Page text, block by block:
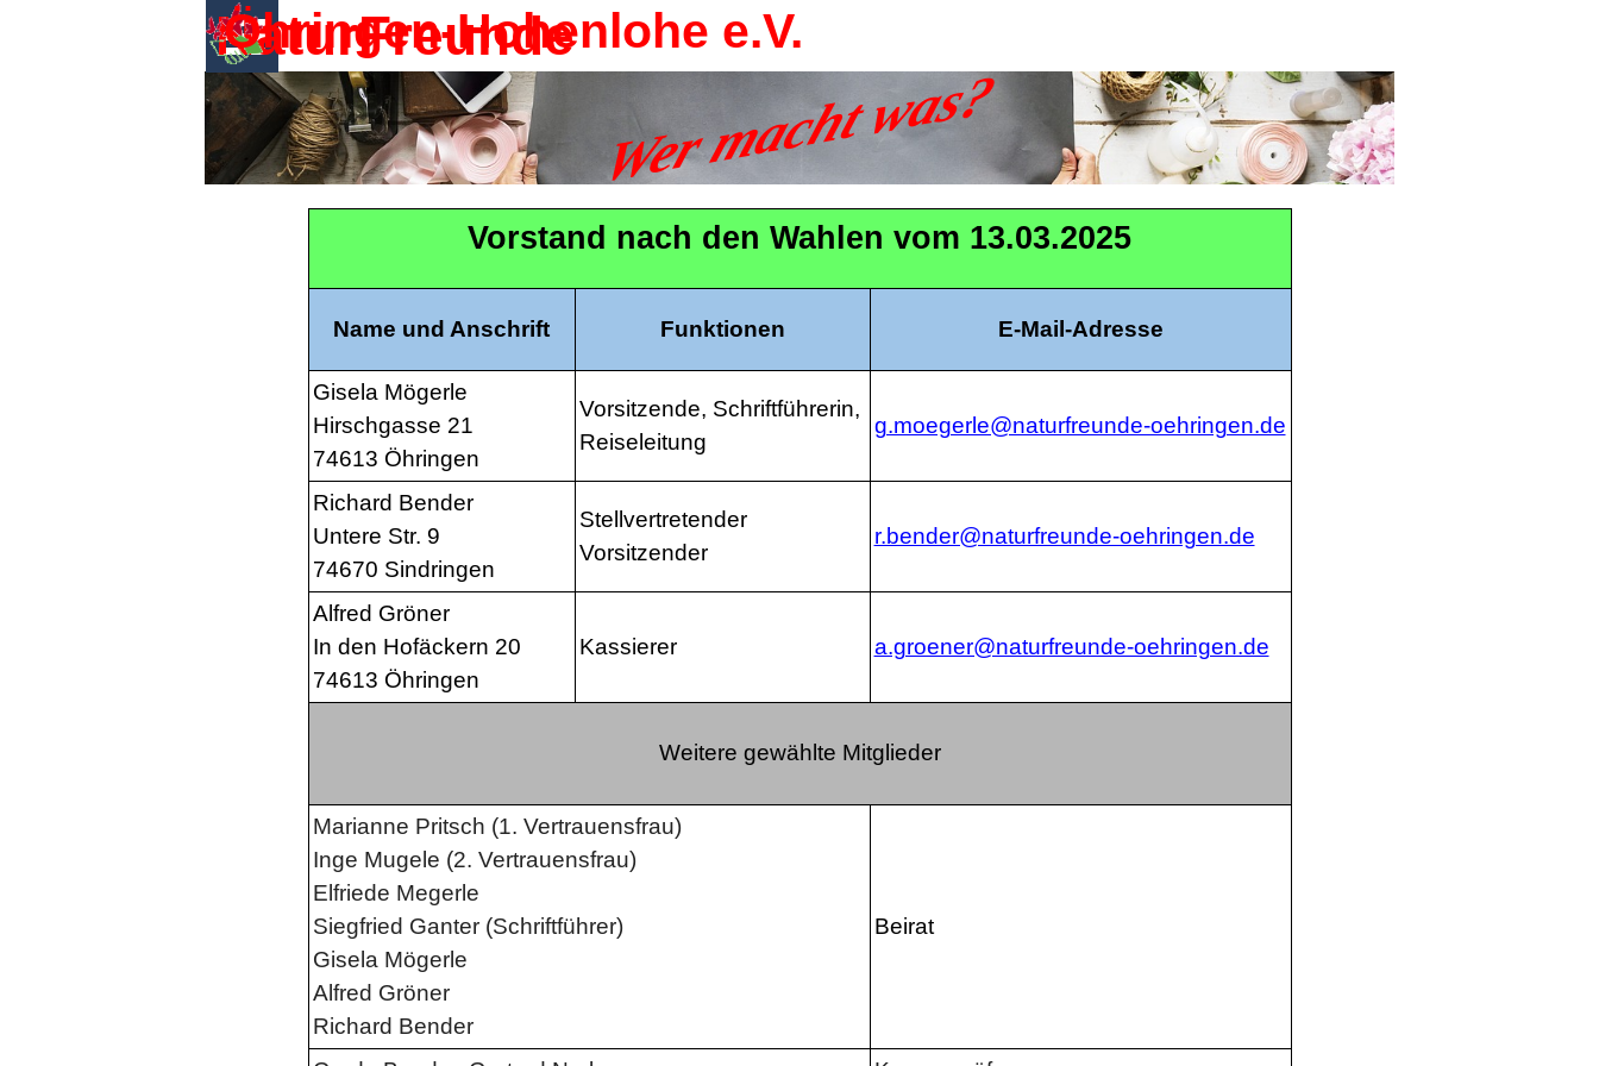
Menü überspringen
NaturFreunde
Öhringen-Hohenlohe e.V.
Wer macht was?
Vorstand nach den Wahlen vom 13.03.2025
Name und Anschrift Funktionen E-Mail-Adresse
Gisela Mögerle
Hirschgasse 21
74613 Öhringen
Vorsitzende, Schriftführerin,
Reiseleitung
g.moegerle@naturfreunde-oehringen.de
Richard Bender
Untere Str. 9
74670 Sindringen
Stellvertretender
Vorsitzender
r.bender@naturfreunde-oehringen.de
Alfred Gröner
In den Hofäckern 20
74613 Öhringen
Kassierer a.groener@naturfreunde-oehringen.de
Weitere gewählte Mitglieder
Marianne Pritsch (1. Vertrauensfrau)
Inge Mugele (2. Vertrauensfrau)
Elfriede Megerle
Siegfried Ganter (Schriftführer)
Gisela Mögerle
Alfred Gröner
Richard Bender
Beirat